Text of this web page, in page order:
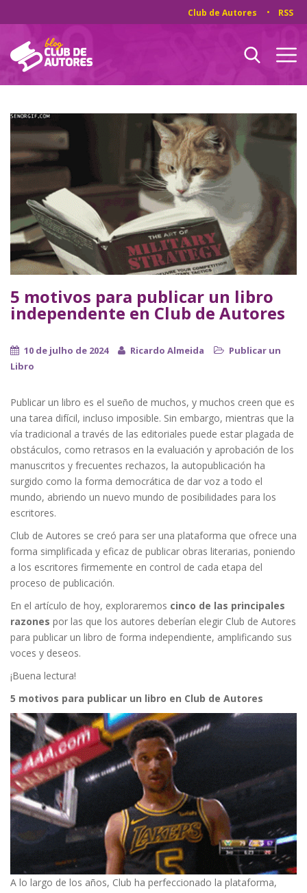
Club de Autores RSS
5 motivos para publicar un libro
independente en Club de Autores
10 de julho de 2024 Ricardo Almeida
Publicar un
Libro
Publicar un libro es el sueño de muchos, y muchos creen que es
una tarea difícil, incluso imposible. Sin embargo, mientras que la
vía tradicional a través de las editoriales puede estar plagada de
obstáculos, como retrasos en la evaluación y aprobación de los
manuscritos y frecuentes rechazos, la autopublicación ha
surgido como la forma democrática de dar voz a todo el
mundo, abriendo un nuevo mundo de posibilidades para los
escritores.
Club de Autores se creó para ser una plataforma que ofrece una
forma simplificada y eficaz de publicar obras literarias, poniendo
a los escritores firmemente en control de cada etapa del
proceso de publicación.
En el artículo de hoy, exploraremos cinco de las principales
razones por las que los autores deberían elegir Club de Autores
para publicar un libro de forma independiente, amplificando sus
voces y deseos.
¡Buena lectura!
5 motivos para publicar un libro en Club de Autores
A lo largo de los años, Club ha perfeccionado la plataforma,